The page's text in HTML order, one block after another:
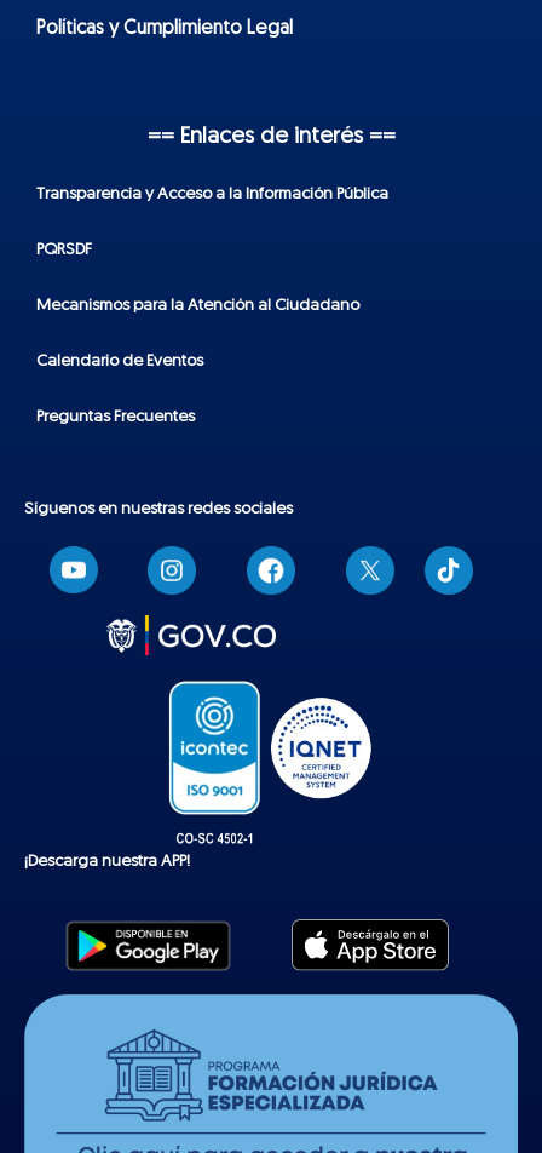
Políticas y Cumplimiento Legal
== Enlaces de interés ==
Transparencia y Acceso a la Información Pública
PQRSDF
Mecanismos para la Atención al Ciudadano
Calendario de Eventos
Preguntas Frecuentes
Síguenos en nuestras redes sociales
T
i
k
¡Descarga nuestra APP!